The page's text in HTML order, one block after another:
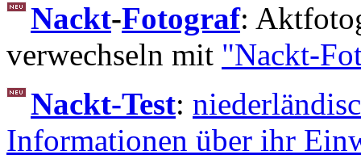
Nackt-Fotograf:
verwechseln mit "Nackt-
Nackt-Test:
Informationen über ihr